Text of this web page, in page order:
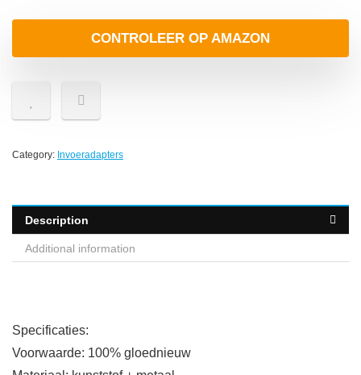
CONTROLEER OP AMAZON
Category: Invoeradapters
Description
Additional information
Specificaties:
Voorwaarde: 100% gloednieuw